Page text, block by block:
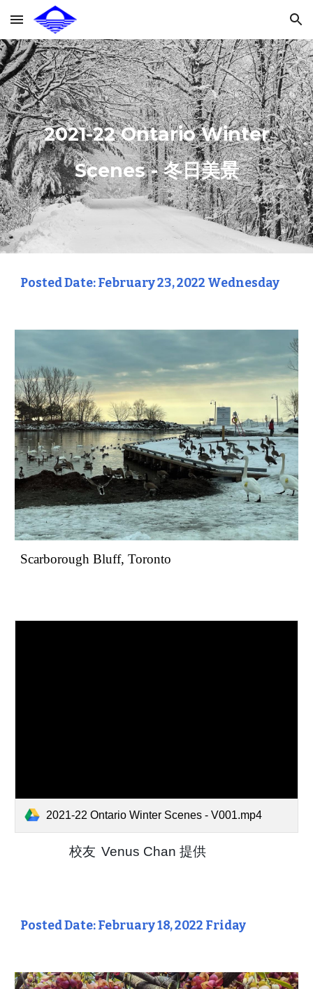
Skip to main content Skip to navigation
2021-22 Ontario Winter
Scenes - 冬日美景
Posted Date: February23, 2022 Wednesday
Scarborough Bluff, Toronto
2021-22 Ontario Winter Scenes - V001.mp4
校友 Venus Chan 提供
Posted Date: February 18, 2022 Friday